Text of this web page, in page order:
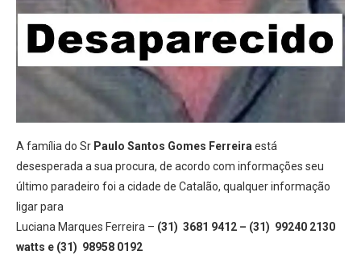
A família do Sr Paulo Santos Gomes Ferreiraestá
desesperada a sua procura, de acordo com informações seu
último paradeiro foi a cidade de Catalão, qualquer informação
ligar para
Luciana Marques Ferreira – (31) 3681 9412 – (31) 99240 2130
watts e (31) 98958 0192